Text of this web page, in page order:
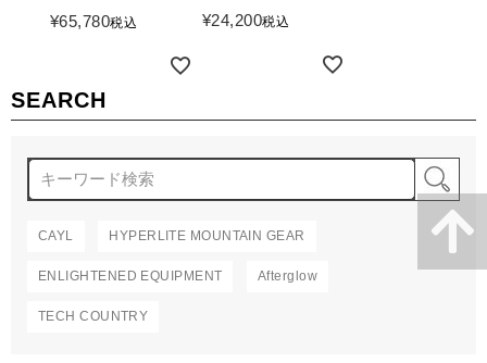
SEARCH
CAYL HYPERLITE MOUNTAIN GEAR
ENLIGHTENED EQUIPMENT Afterglow
TECH COUNTRY
¥65,780税込 ¥24,200税込